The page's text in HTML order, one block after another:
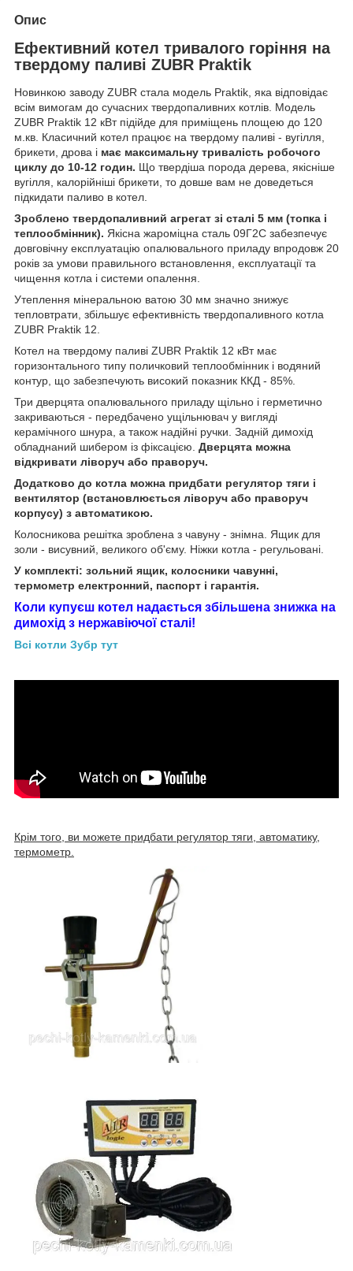
Опис
Ефективний котел тривалого горіння на
твердому паливі ZUBR Praktik
Новинкою заводу ZUBR стала модель Praktik, яка відповідає
всім вимогам до сучасних твердопаливних котлів. Модель
ZUBR Praktik 12 кВт підійде для приміщень площею до 120
м.кв. Класичний котел працює на твердому паливі - вугілля,
брикети, дрова і має максимальну тривалість робочого
циклу до 10-12 годин. Що твердіша порода дерева, якісніше
вугілля, калорійніші брикети, то довше вам не доведеться
підкидати паливо в котел.
Зроблено твердопаливний агрегат зі сталі 5 мм (топка і
теплообмінник). Якісна жароміцна сталь 09Г2С забезпечує
довговічну експлуатацію опалювального приладу впродовж 20
років за умови правильного встановлення, експлуатації та
чищення котла і системи опалення.
Утеплення мінеральною ватою 30 мм значно знижує
тепловтрати, збільшує ефективність твердопаливного котла
ZUBR Praktik 12.
Котел на твердому паливі ZUBR Praktik 12 кВт має
горизонтального типу поличковий теплообмінник і водяний
контур, що забезпечують високий показник ККД - 85%.
Три дверцята опалювального приладу щільно і герметично
закриваються - передбачено ущільнювач у вигляді
керамічного шнура, а також надійні ручки. Задній димохід
обладнаний шибером із фіксацією. Дверцята можна
відкривати ліворуч або праворуч.
Додатково до котла можна придбати регулятор тяги і
вентилятор (встановлюється ліворуч або праворуч
корпусу) з автоматикою.
Колосникова решітка зроблена з чавуну - знімна. Ящик для
золи - висувний, великого об'єму. Ніжки котла - регульовані.
У комплекті: зольний ящик, колосники чавунні,
термометр електронний, паспорт і гарантія.
Коли купуєш котел надається збільшена знижка на
димохід з нержавіючої сталі!
Всі котли Зубр тут
Крім того, ви можете придбати регулятор тяги, автоматику,
термометр.